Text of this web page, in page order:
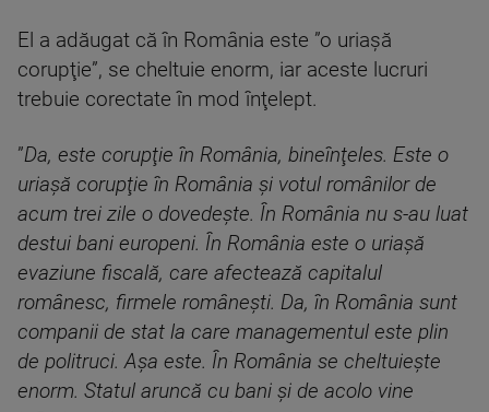
El a adăugat că în România este ”o uriașă
corupţie”, se cheltuie enorm, iar aceste lucruri
trebuie corectate în mod înţelept.
”Da, este corupţie în România, bineînţeles. Este o
uriaşă corupţie în România şi votul românilor de
acum trei zile o dovedeşte. În România nu s-au luat
destui bani europeni. În România este o uriaşă
evaziune fiscală, care afectează capitalul
românesc, firmele româneşti. Da, în România sunt
companii de stat la care managementul este plin
de politruci. Aşa este. În România se cheltuieşte
enorm. Statul aruncă cu bani şi de acolo vine